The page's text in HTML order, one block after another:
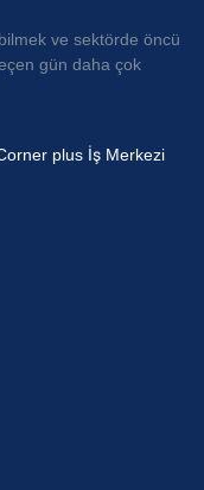
ve sektörde öncü
gün daha çok
plus İş Merkezi